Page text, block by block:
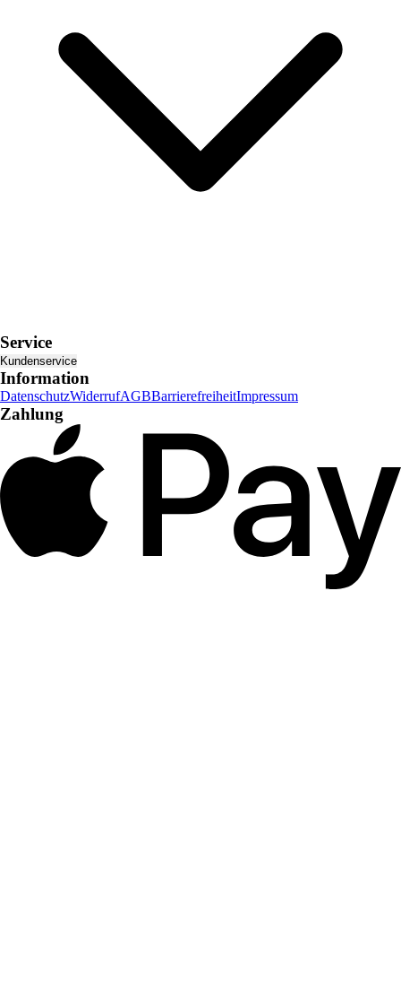
Service
Kundenservice
Information
DatenschutzWiderrufAGBBarrierefreiheitImpressum
Zahlung